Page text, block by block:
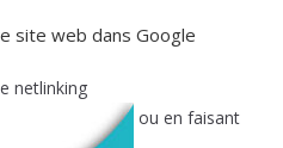
site web dans Google
netlinking
ou en faisant